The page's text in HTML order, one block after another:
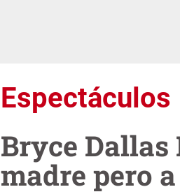
Espectáculos
Bryce
madre pero